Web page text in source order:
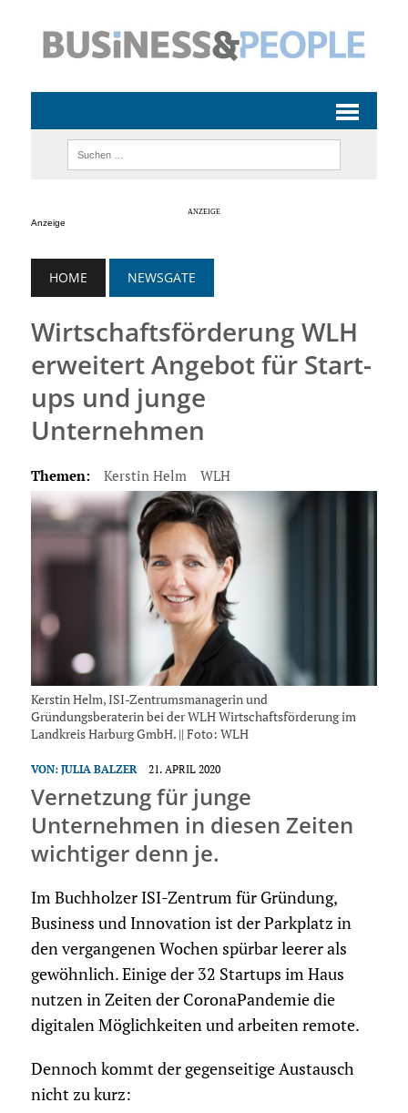
Anzeige
HOME NEWSGATE
Wirtschaftsförderung WLH
erweitert Angebot für Start-
ups und junge
Unternehmen
Themen: Kerstin Helm WLH
Kerstin Helm, ISI-Zentrumsmanagerin und
Gründungsberaterin bei der WLH Wirtschaftsförderung im
Landkreis Harburg GmbH. || Foto: WLH
VON: JULIA BALZER 21. APRIL 2020
Vernetzung für junge
Unternehmen in diesen Zeiten
wichtiger denn je.
Im Buchholzer ISI-Zentrum für Gründung,
Business und Innovation ist der Parkplatz in
den vergangenen Wochen spürbar leerer als
gewöhnlich. Einige der 32 Startups im Haus
nutzen in Zeiten der CoronaPandemie die
digitalen Möglichkeiten und arbeiten remote.
Dennoch kommt der gegenseitige Austausch
nicht zu kurz: